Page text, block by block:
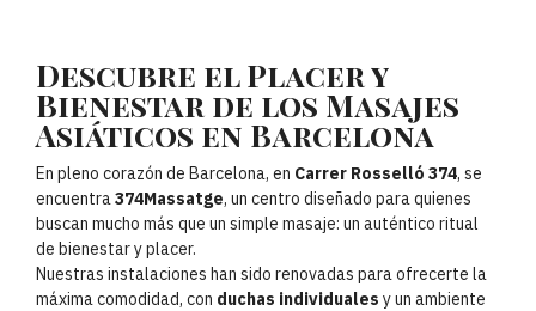
Descubre el Placer y
Bienestar de los Masajes
Asiáticos en Barcelona
En pleno corazón de Barcelona, en Carrer Rosselló 374, se
encuentra374Massatge, un centro diseñado para quienes
buscan mucho más que un simple masaje: un auténtico ritual
de bienestar y placer.
Nuestras instalaciones han sido renovadas para ofrecerte la
máxima comodidad, con duchas individuales y un ambiente